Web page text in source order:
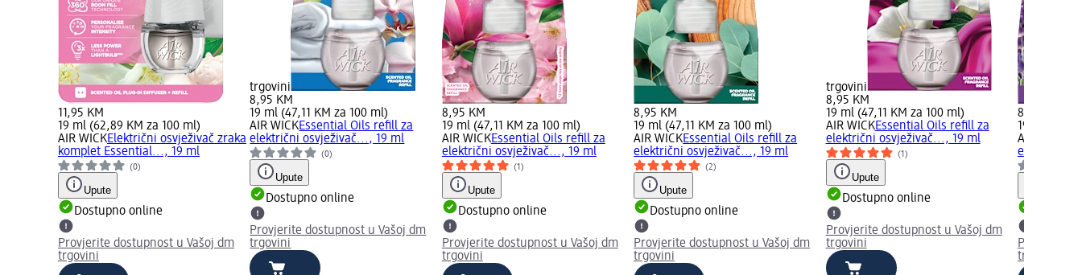
11,95 KM
19 ml (62,89 KM za 100 ml)
AIR WICKElektrični osvježivač zraka
komplet Essential..., 19 ml
(0)
Upute
Dostupno online
Provjerite dostupnost u Vašoj dm
trgovini
trgovini
8,95 KM
19 ml (47,11 KM za 100 ml)
AIR WICKEssential Oils refill za
električni osvježivač..., 19 ml
(0)
Upute
Dostupno online
Provjerite dostupnost u Vašoj dm
trgovini
8,95 KM
19 ml (47,11 KM za 100 ml)
AIR WICKEssential Oils refill za
električni osvježivač..., 19 ml
(1)
Upute
Dostupno online
Provjerite dostupnost u Vašoj dm
trgovini
8,95 KM
19 ml (47,11 KM za 100 ml)
AIR WICKEssential Oils refill za
električni osvježivač..., 19 ml
(2)
Upute
Dostupno online
Provjerite dostupnost u Vašoj dm
trgovini
trgovini
8,95 KM
19 ml (47,11 KM za 100 ml)
AIR WICKEssential Oils refill za
električni osvježivač..., 19 ml
(1)
Upute
Dostupno online
Provjerite dostupnost u Vašoj dm
trgovini
8,95 KM
19 ml
AIR WICK
električni
Provjerite
trgovini